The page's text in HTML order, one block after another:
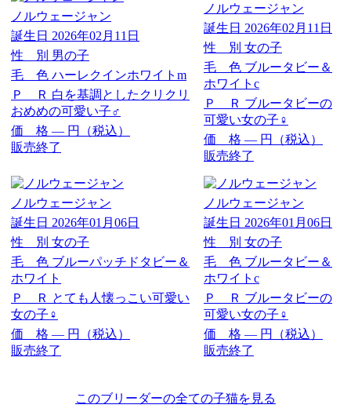
ノルウェージャン
誕生日 2026年02月11日
性 別 男の子
毛 色 ハーレクインホワイトm
Ｐ Ｒ 白を基調としたクリクリ
おめめの可愛い子♂
価 格 ― 円（税込）
販売終了
ノルウェージャン
誕生日 2026年02月11日
性 別 女の子
毛 色 ブルータビー＆
ホワイトc
Ｐ Ｒ ブルータビーの
可愛い女の子♀
価 格 ― 円（税込）
販売終了
ノルウェージャン
誕生日 2026年01月06日
性 別 女の子
毛 色 ブルーパッチドタビー＆
ホワイト
Ｐ Ｒ とても人懐っこい可愛い
女の子♀
価 格 ― 円（税込）
販売終了
ノルウェージャン
誕生日 2026年01月06日
性 別 女の子
毛 色 ブルータビー＆
ホワイトc
Ｐ Ｒ ブルータビーの
可愛い女の子♀
価 格 ― 円（税込）
販売終了
このブリーダーの全ての子猫を見る